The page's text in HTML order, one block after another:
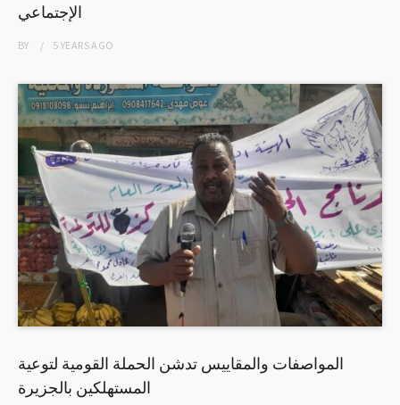
الإجتماعي
BY 5 YEARSAGO
المواصفات والمقاييس تدشن الحملة القومية لتوعية
المستهلكين بالجزيرة